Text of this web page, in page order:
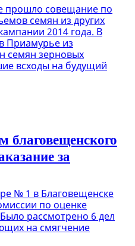
прошло совещание по
семян из других
2014 года. В
Приамурье из
семян зерновых
всходы на будущий
за
№ 1 в Благовещенске
по оценке
рассмотрено 6 дел
на смягчение